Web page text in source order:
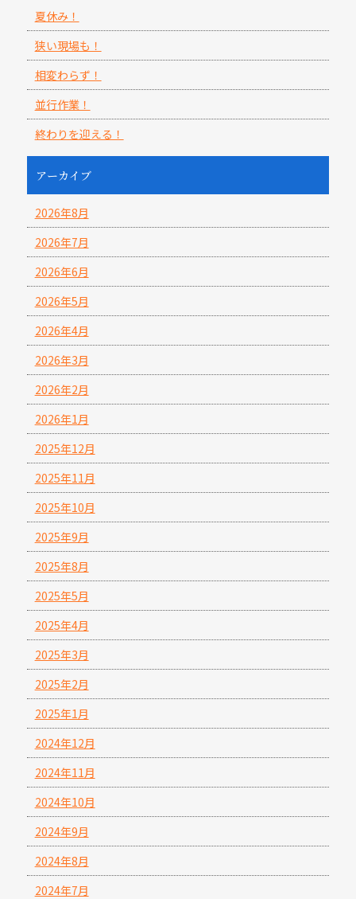
夏休み！
狭い現場も！
相変わらず！
並行作業！
終わりを迎える！
アーカイブ
2026年8月
2026年7月
2026年6月
2026年5月
2026年4月
2026年3月
2026年2月
2026年1月
2025年12月
2025年11月
2025年10月
2025年9月
2025年8月
2025年5月
2025年4月
2025年3月
2025年2月
2025年1月
2024年12月
2024年11月
2024年10月
2024年9月
2024年8月
2024年7月